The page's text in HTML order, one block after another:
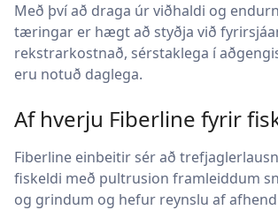
Með því að draga úr viðhaldi og
tæringar er hægt að styðja við
rekstrarkostnað, sérstaklega í
eru notuð daglega.
Af hverju Fiberline fyrir
Fiberline einbeitir sér að
fiskeldi með pultrusion framleiddum
og grindum og hefur reynslu af